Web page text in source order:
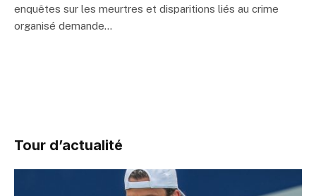
enquêtes sur les meurtres et disparitions liés au crime
organisé demande…
Tour d’actualité